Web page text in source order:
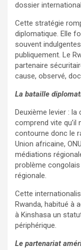
dossier
Cette stratégie
diplomatique. Elle
souvent
publiquement. Le
partenaire
cause, observé,
La bataille
Deuxième levier :
comprend vite qu’il
contourne donc le
Union africaine,
médiations
problème
régionale.
Cette
Rwanda, habitué à
à Kinshasa un
périphérique.
Le partenariat